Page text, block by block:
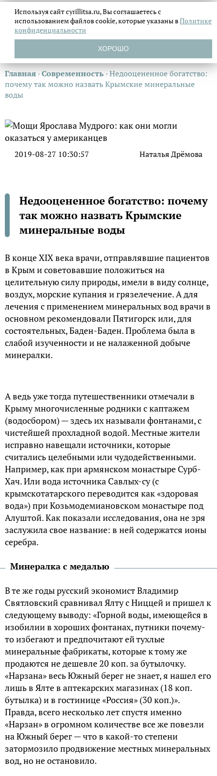
Главная ›Современность ›Недооцененное богатство:
почему так можно назвать Крымские минеральные
воды
2019-08-27 10:30:57 Наталья Дрёмова
Недооцененное богатство: почему
так можно назвать Крымские
минеральные воды
В конце XIX века врачи, отправлявшие пациентов
в Крым и советовавшие положиться на
целительную силу природы, имели в виду солнце,
воздух, морские купания и грязелечение. А для
лечения с применением минеральных вод врачи в
основном рекомендовали Пятигорск или, для
состоятельных, Баден-Баден. Проблема была в
слабой изученности и не налаженной добыче
минералки.
А ведь уже тогда путешественники отмечали в
Крыму многочисленные родники с каптажем
(водосбором) — здесь их называли фонтанами, с
чистейшей прохладной водой. Местные жители
исправно навещали источники, которые
считались целебными или чудодейственными.
Например, как при армянском монастыре Сурб-
Хач. Или вода источника Савлых-су (с
крымскотатарского переводится как «здоровая
вода») при Козьмодемиановском монастыре под
Алуштой. Как показали исследования, она не зря
заслужила свое название: в ней содержатся ионы
серебра.
Минералка с медалью
В те же годы русский экономист Владимир
Святловский сравнивал Ялту с Ниццей и пришел к
следующему выводу: «Горной воды, имеющейся в
изобилии в хороших фонтанах, путники почему-
то избегают и предпочитают ей тухлые
минеральные фабрикаты, которые к тому же
продаются не дешевле 20 коп. за бутылочку.
«Нарзана» весь Южный берег не знает, я нашел его
лишь в Ялте в аптекарских магазинах (18 коп.
бутылка) и в гостинице «Россия» (30 коп.)».
Правда, всего несколько лет спустя именно
«Нарзан» в огромном количестве все же повезли
на Южный берег — что в какой-то степени
затормозило продвижение местных минеральных
вод, но не остановило.
Используя сайт cyrillitsa.ru, Вы соглашаетесь с
использованием файловcookie, которые указаны вПолитике
конфиденциальности
ХОРОШО